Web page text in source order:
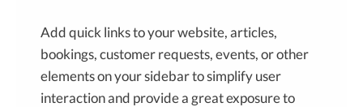
Add quick links to your website, articles,
bookings, customer requests, events, or other
elements on your sidebar to simplify user
interaction and provide a great exposure to